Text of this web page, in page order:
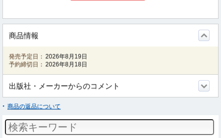
商品情報
発売予定日： 2026年8月19日
予約締切日： 2026年8月18日
出版社・メーカーからのコメント
商品の返品について